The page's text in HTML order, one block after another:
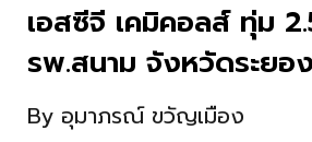
เอสซีจี เคมิคอลส์ ทุ่ม
รพ.สนาม จังหวัดระยอง
By อุมาภรณ์ ขวัญเมือง